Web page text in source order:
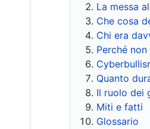
La messa
Che cosa
Chi era
Perché
Quanto
Il ruolo dei
Miti e fatti
Glossario